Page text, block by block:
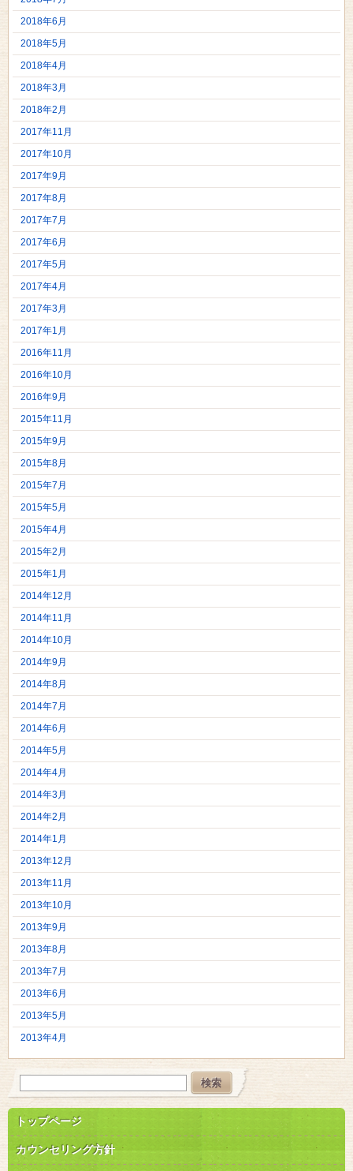
2018年6月
2018年5月
2018年4月
2018年3月
2018年2月
2017年11月
2017年10月
2017年9月
2017年8月
2017年7月
2017年6月
2017年5月
2017年4月
2017年3月
2017年1月
2016年11月
2016年10月
2016年9月
2015年11月
2015年9月
2015年8月
2015年7月
2015年5月
2015年4月
2015年2月
2015年1月
2014年12月
2014年11月
2014年10月
2014年9月
2014年8月
2014年7月
2014年6月
2014年5月
2014年4月
2014年3月
2014年2月
2014年1月
2013年12月
2013年11月
2013年10月
2013年9月
2013年8月
2013年7月
2013年6月
2013年5月
2013年4月
トップページ
カウンセリング方針